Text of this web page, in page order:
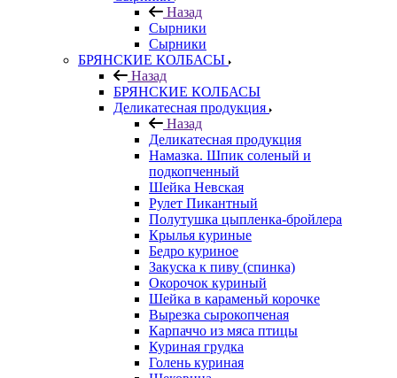
Назад
Сырники
Сырники
БРЯНСКИЕ КОЛБАСЫ
Назад
БРЯНСКИЕ КОЛБАСЫ
Деликатесная продукция
Назад
Деликатесная продукция
Намазка. Шпик соленый и
подкопченный
Шейка Невская
Рулет Пикантный
Полутушка цыпленка-бройлера
Крылья куриные
Бедро куриное
Закуска к пиву (спинка)
Окорочок куриный
Шейка в караменьй корочке
Вырезка сырокопченая
Карпаччо из мяса птицы
Куриная грудка
Голень куриная